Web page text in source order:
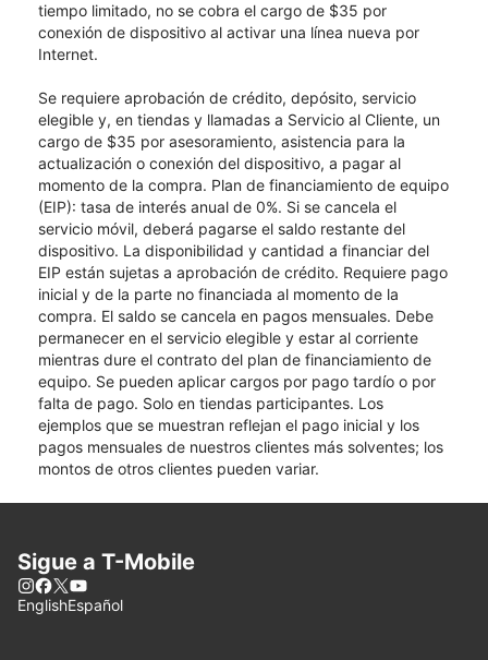
tiempo limitado, no se cobra el cargo de $35 por
conexión de dispositivo al activar una línea nueva por
Internet.
Se requiere aprobación de crédito, depósito, servicio
elegible y, en tiendas y llamadas a Servicio al Cliente, un
cargo de $35 por asesoramiento, asistencia para la
actualización o conexión del dispositivo, a pagar al
momento de la compra. Plan de financiamiento de equipo
(EIP): tasa de interés anual de 0%. Si se cancela el
servicio móvil, deberá pagarse el saldo restante del
dispositivo. La disponibilidad y cantidad a financiar del
EIP están sujetas a aprobación de crédito. Requiere pago
inicial y de la parte no financiada al momento de la
compra. El saldo se cancela en pagos mensuales. Debe
permanecer en el servicio elegible y estar al corriente
mientras dure el contrato del plan de financiamiento de
equipo. Se pueden aplicar cargos por pago tardío o por
falta de pago. Solo en tiendas participantes. Los
ejemplos que se muestran reflejan el pago inicial y los
pagos mensuales de nuestros clientes más solventes; los
montos de otros clientes pueden variar.